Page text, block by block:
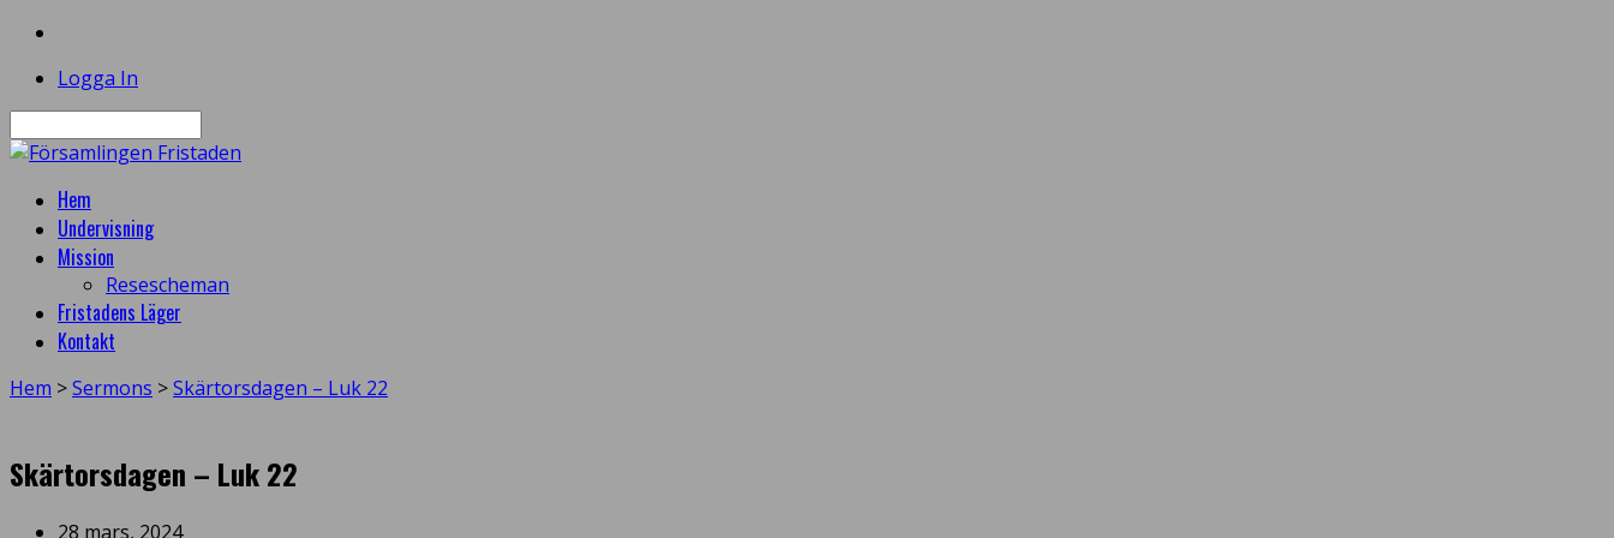
Logga In
Hem
Undervisning
Mission
Resescheman
Fristadens Läger
Kontakt
Hem >Sermons >Skärtorsdagen – Luk 22
Skärtorsdagen – Luk 22
28 mars, 2024